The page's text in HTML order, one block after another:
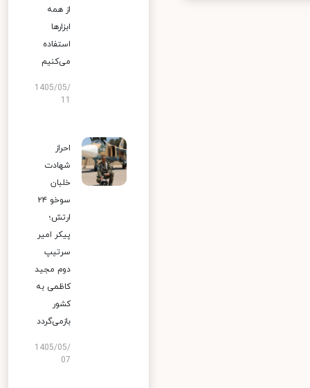
از همه
ابزارها
استفاده
می‌کنیم
1405/05/
احراز
شهادت
خلبان
سوخو ۲۴
ارتش؛
پیکر امیر
سرتیپ
دوم مجید
کاظمی به
کشور
بازمی‌گردد
1405/05/
07